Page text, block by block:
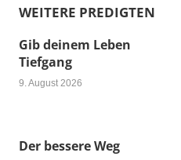
WEITERE PREDIGTEN
Gib deinem Leben
Tiefgang
9. August 2026
Der bessere Weg